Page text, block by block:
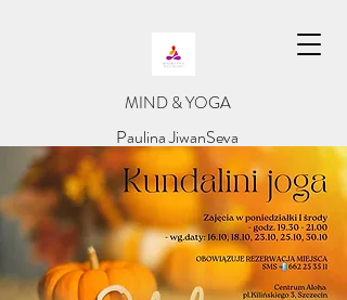
​MIND & YOGA
​Paulina JiwanSeva